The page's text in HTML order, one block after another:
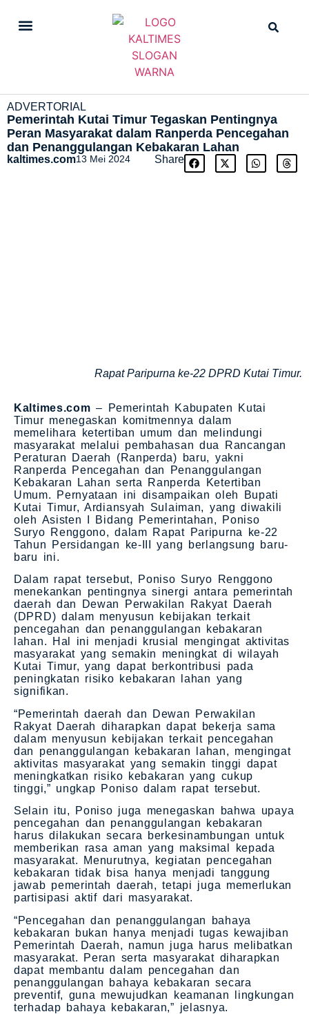
ADVERTORIAL
Pemerintah Kutai Timur Tegaskan Pentingnya
Peran Masyarakat dalam Ranperda Pencegahan
dan Penanggulangan Kebakaran Lahan
kaltimes.com13 Mei 2024 Share
Rapat Paripurna ke-22 DPRD Kutai Timur.
Kaltimes.com – Pemerintah Kabupaten Kutai
Timur menegaskan komitmennya dalam
memelihara ketertiban umum dan melindungi
masyarakat melalui pembahasan dua Rancangan
Peraturan Daerah (Ranperda) baru, yakni
Ranperda Pencegahan dan Penanggulangan
Kebakaran Lahan serta Ranperda Ketertiban
Umum. Pernyataan ini disampaikan oleh Bupati
Kutai Timur, Ardiansyah Sulaiman, yang diwakili
oleh Asisten I Bidang Pemerintahan, Poniso
Suryo Renggono, dalam Rapat Paripurna ke-22
Tahun Persidangan ke-III yang berlangsung baru-
baru ini.
Dalam rapat tersebut, Poniso Suryo Renggono
menekankan pentingnya sinergi antara pemerintah
daerah dan Dewan Perwakilan Rakyat Daerah
(DPRD) dalam menyusun kebijakan terkait
pencegahan dan penanggulangan kebakaran
lahan. Hal ini menjadi krusial mengingat aktivitas
masyarakat yang semakin meningkat di wilayah
Kutai Timur, yang dapat berkontribusi pada
peningkatan risiko kebakaran lahan yang
signifikan.
“Pemerintah daerah dan Dewan Perwakilan
Rakyat Daerah diharapkan dapat bekerja sama
dalam menyusun kebijakan terkait pencegahan
dan penanggulangan kebakaran lahan, mengingat
aktivitas masyarakat yang semakin tinggi dapat
meningkatkan risiko kebakaran yang cukup
tinggi,” ungkap Poniso dalam rapat tersebut.
Selain itu, Poniso juga menegaskan bahwa upaya
pencegahan dan penanggulangan kebakaran
harus dilakukan secara berkesinambungan untuk
memberikan rasa aman yang maksimal kepada
masyarakat. Menurutnya, kegiatan pencegahan
kebakaran tidak bisa hanya menjadi tanggung
jawab pemerintah daerah, tetapi juga memerlukan
partisipasi aktif dari masyarakat.
“Pencegahan dan penanggulangan bahaya
kebakaran bukan hanya menjadi tugas kewajiban
Pemerintah Daerah, namun juga harus melibatkan
masyarakat. Peran serta masyarakat diharapkan
dapat membantu dalam pencegahan dan
penanggulangan bahaya kebakaran secara
preventif, guna mewujudkan keamanan lingkungan
terhadap bahaya kebakaran,” jelasnya.